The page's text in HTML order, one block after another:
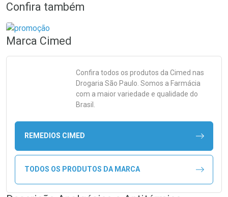
Confira também
Marca Cimed
Confira todos os produtos da Cimed nas
Drogaria São Paulo. Somos a Farmácia
com a maior variedade e qualidade do
Brasil.
REMEDIOS CIMED
TODOS OS PRODUTOS DA MARCA